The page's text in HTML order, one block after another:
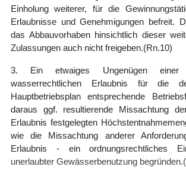
Einholung weiterer, für die
Erlaubnisse und Genehmigungen befreit.
das Abbauvorhaben hinsichtlich dieser
Zulassungen auch nicht freigeben.(Rn.10)
3. Ein etwaiges Ungenügen einer
wasserrechtlichen Erlaubnis für die
Hauptbetriebsplan entsprechende
daraus ggf. resultierende Missachtung
Erlaubnis festgelegten
wie die Missachtung anderer
Erlaubnis - ein ordnungsrechtliches
unerlaubter Gewässerbenutzung begründen.